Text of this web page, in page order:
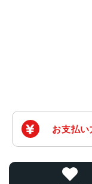
お支払い